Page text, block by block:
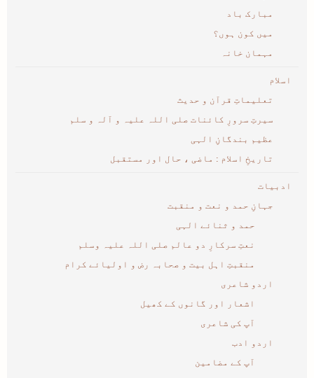
مبارک باد
میں کون ہوں؟
مہمان خانہ
اسلام
تعلیماتِ قرآن و حدیث
سیرتِ سرورِ کائنات صلی اللہ علیہ و آلہ و سلم
عظیم بندگانِ الہی
تاریخِ اسلام : ماضی ، حال اور مستقبل
ادبیات
جہانِ حمد و نعت و منقبت
حمد و ثنائے الہی
نعتِ سرکارِ دو عالم صلی اللہ علیہ وسلم
منقبتِ اہل بیت و صحابہ رض و اولیائے کرام
اردو شاعری
اشعار اور گانوں کے کھیل
آپ کی شاعری
اردو ادب
آپ کے مضامین